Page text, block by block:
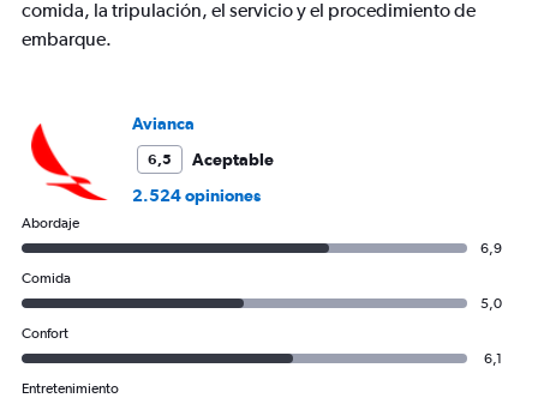
comida, la tripulación, el servicio y el procedimiento de
embarque.
Avianca
6,5
Aceptable
2.524 opiniones
Abordaje
6,9
Comida
5,0
Confort
6,1
Entretenimiento